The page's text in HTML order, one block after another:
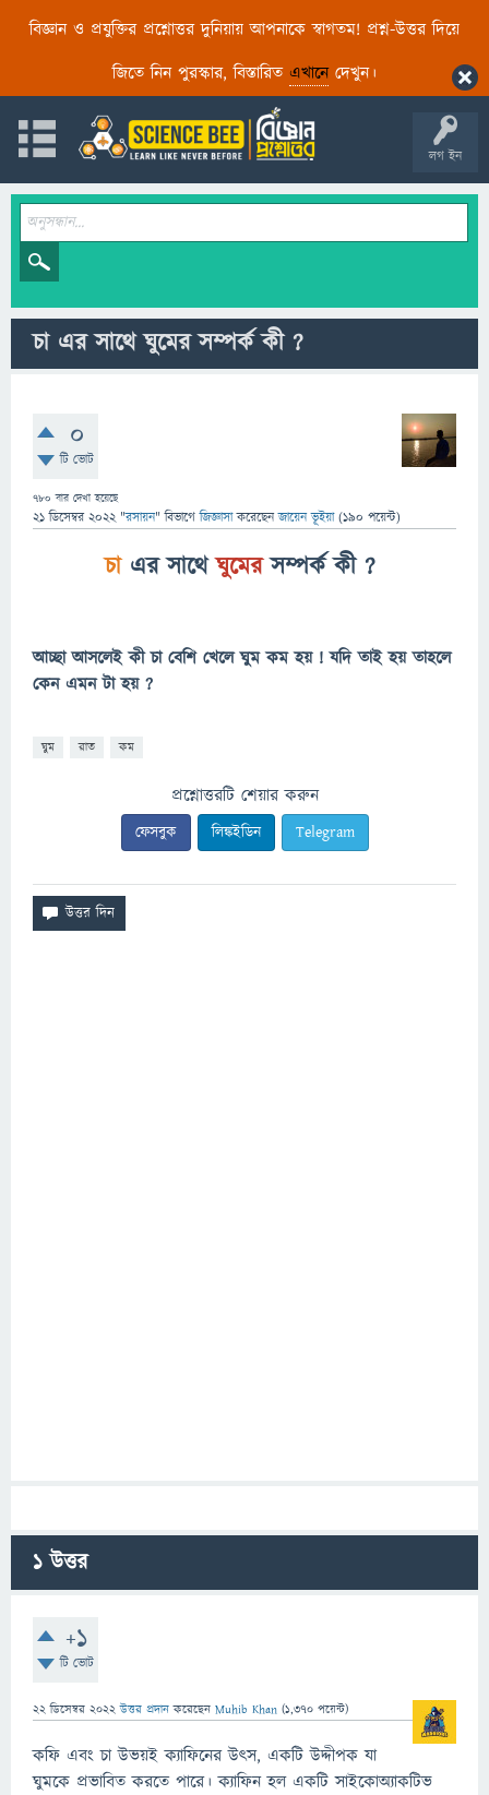
বিজ্ঞান ও প্রযুক্তির প্রশ্নোত্তর দুনিয়ায় আপনাকে স্বাগতম! প্রশ্ন-উত্তর দিয়ে
জিতে নিন পুরস্কার, বিস্তারিত এখানেদেখুন।
লগ ইন
চা এর সাথে ঘুমের সম্পর্ক কী ?
0
টি ভোট
780 বার দেখা হয়েছে
21 ডিসেম্বর 2022 "রসায়ন" বিভাগে জিজ্ঞাসাকরেছেনজায়েন ভূইয়া (190 পয়েন্ট)
চা এর সাথেঘুমেরসম্পর্ক কী ?
আচ্ছা আসলেই কী চা বেশি খেলে ঘুম কম হয় ! যদি তাই হয় তাহলে
কেন এমন টা হয় ?
ঘুম রাত কম
প্রশ্নোত্তরটি শেয়ার করুন
ফেসবুক লিঙ্কইডিন Telegram
1উত্তর
+1
টি ভোট
22 ডিসেম্বর 2022 উত্তর প্রদান করেছেন Muhib Khan (1,370 পয়েন্ট)
কফি এবং চা উভয়ই ক্যাফিনের উত্স, একটি উদ্দীপক যা
ঘুমকে প্রভাবিত করতে পারে। ক্যাফিন হল একটি সাইকোঅ্যাকটিভ